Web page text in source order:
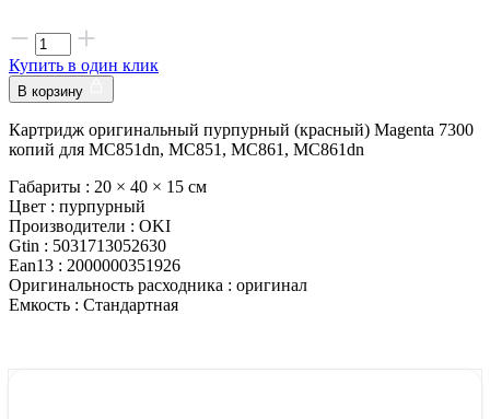
Купить в один клик
В корзину
Картридж оригинальный пурпурный (красный) Magenta 7300
копий для MC851dn, MC851, MC861, MC861dn
Габариты : 20 × 40 × 15 см
Цвет : пурпурный
Производители : OKI
Gtin : 5031713052630
Ean13 : 2000000351926
Оригинальность расходника : оригинал
Емкость : Стандартная